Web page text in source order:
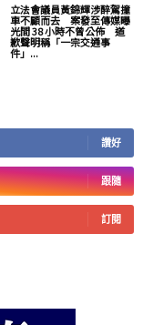
立法會議員黃錦輝涉醉駕撞
車不顧而去 案發至傳媒曝
光間 38 小時不曾公佈 道
歉聲明稱「一宗交通事
件」...
讚好
跟隨
訂閱